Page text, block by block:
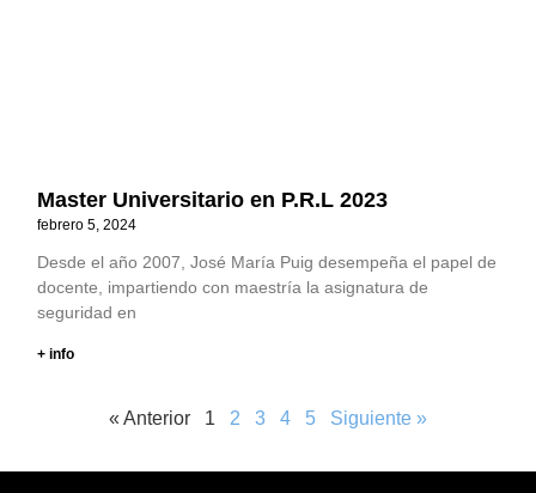
Master Universitario en P.R.L 2023
febrero 5, 2024
Desde el año 2007, José María Puig desempeña el papel de
docente, impartiendo con maestría la asignatura de
seguridad en
+ info
« Anterior 1 2 3 4 5 Siguiente »